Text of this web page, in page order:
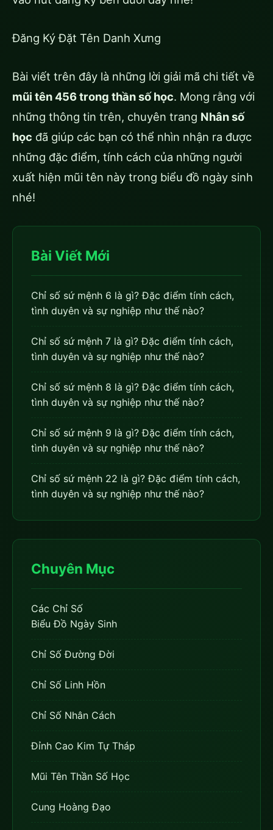
Đăng Ký Đặt Tên Danh Xưng
Bài viết trên đây là những lời giải mã chi tiết về
mũi tên 456 trong thần số học. Mong rằng với
những thông tin trên, chuyên trang Nhân số
học đã giúp các bạn có thể nhìn nhận ra được
những đặc điểm, tính cách của những người
xuất hiện mũi tên này trong biểu đồ ngày sinh
nhé!
Bài Viết Mới
Chỉ số sứ mệnh 6 là gì? Đặc điểm tính cách,
tình duyên và sự nghiệp như thế nào?
Chỉ số sứ mệnh 7 là gì? Đặc điểm tính cách,
tình duyên và sự nghiệp như thế nào?
Chỉ số sứ mệnh 8 là gì? Đặc điểm tính cách,
tình duyên và sự nghiệp như thế nào?
Chỉ số sứ mệnh 9 là gì? Đặc điểm tính cách,
tình duyên và sự nghiệp như thế nào?
Chỉ số sứ mệnh 22 là gì? Đặc điểm tính cách,
tình duyên và sự nghiệp như thế nào?
Chuyên Mục
Các Chỉ Số
Biểu Đồ Ngày Sinh
Chỉ Số Đường Đời
Chỉ Số Linh Hồn
Chỉ Số Nhân Cách
Đỉnh Cao Kim Tự Tháp
Mũi Tên Thần Số Học
Cung Hoàng Đạo